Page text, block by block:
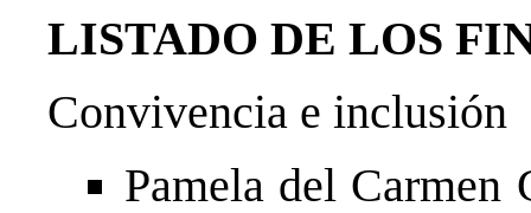
LISTADO DE LOS
Convivencia e inclusión
Pamela del